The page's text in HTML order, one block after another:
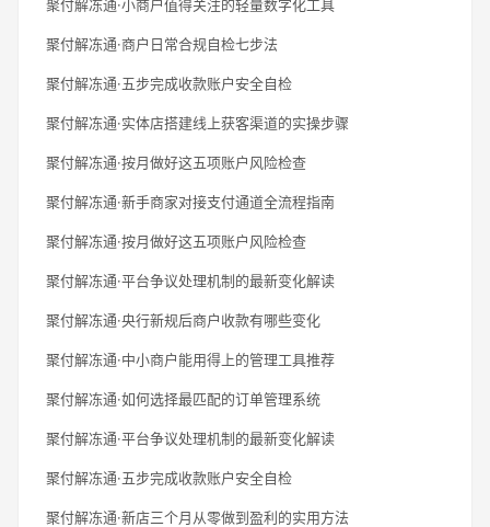
聚付解冻通·小商户值得关注的轻量数字化工具
聚付解冻通·商户日常合规自检七步法
聚付解冻通·五步完成收款账户安全自检
聚付解冻通·实体店搭建线上获客渠道的实操步骤
聚付解冻通·按月做好这五项账户风险检查
聚付解冻通·新手商家对接支付通道全流程指南
聚付解冻通·按月做好这五项账户风险检查
聚付解冻通·平台争议处理机制的最新变化解读
聚付解冻通·央行新规后商户收款有哪些变化
聚付解冻通·中小商户能用得上的管理工具推荐
聚付解冻通·如何选择最匹配的订单管理系统
聚付解冻通·平台争议处理机制的最新变化解读
聚付解冻通·五步完成收款账户安全自检
聚付解冻通·新店三个月从零做到盈利的实用方法